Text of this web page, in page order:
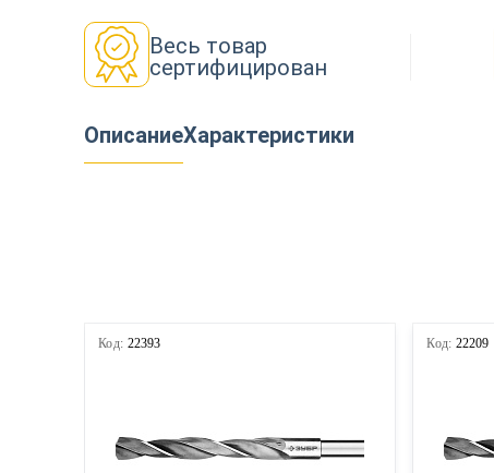
Продукция из дерева
Строительство
Весь товар
сертифицирован
ОписаниеХарактеристики
Код: 22393 Код: 22209